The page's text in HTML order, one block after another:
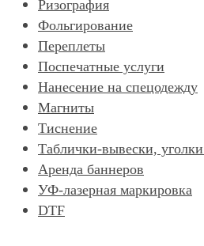
Ризография
Фольгирование
Переплеты
Поспечатные услуги
Нанесение на спецодежду
Магниты
Тиснение
Таблички-вывески,
Аренда баннеров
УФ-лазерная маркировка
DTF